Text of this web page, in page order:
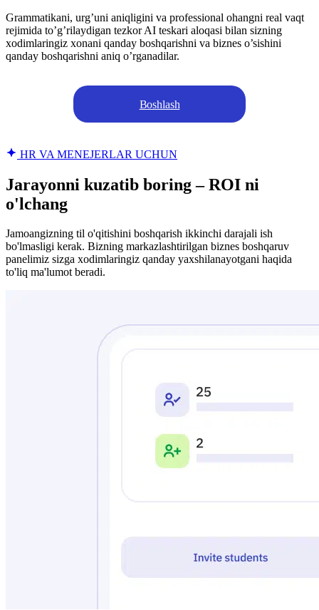
Grammatikani, urg’uni aniqligini va professional ohangni real vaqt
rejimida to’g’rilaydigan tezkor AI teskari aloqasi bilan sizning
xodimlaringiz xonani qanday boshqarishni va biznes o’sishini
qanday boshqarishni aniq o’rganadilar.
Boshlash
HR VA MENEJERLAR UCHUN
Jarayonni kuzatib boring – ROI ni
o'lchang
Jamoangizning til o'qitishini boshqarish ikkinchi darajali ish
bo'lmasligi kerak. Bizning markazlashtirilgan biznes boshqaruv
panelimiz sizga xodimlaringiz qanday yaxshilanayotgani haqida
to'liq ma'lumot beradi.